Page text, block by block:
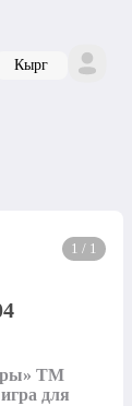
Кырг
1 / 1
ТМ
для